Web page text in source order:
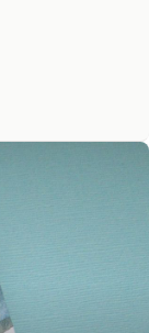
и не
чуть
России, и
лагерь, а это
написал
фашизме,